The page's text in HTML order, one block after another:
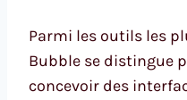
Parmi les outils les
Bubble se distingue
concevoir des